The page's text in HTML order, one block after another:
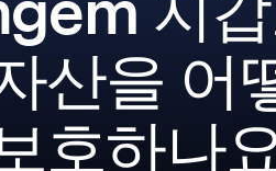
산을 어
호하나